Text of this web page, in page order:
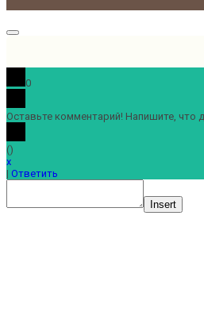
0
Оставьте комментарий! Напишите, что
()
x
| Ответить
Insert